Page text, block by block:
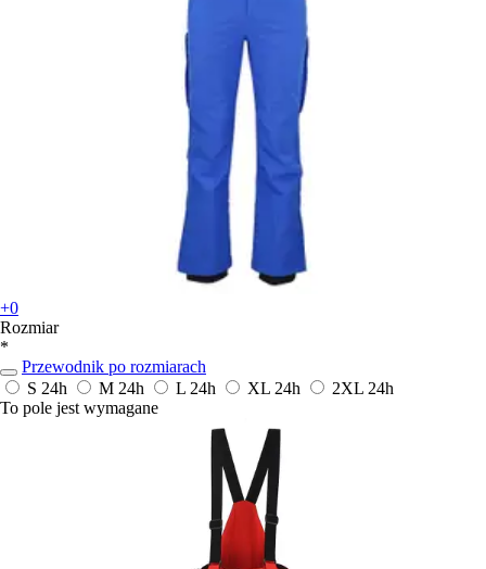
+0
Rozmiar
*
Przewodnik po rozmiarach
S 24h M 24h L 24h XL 24h 2XL 24h
To pole jest wymagane